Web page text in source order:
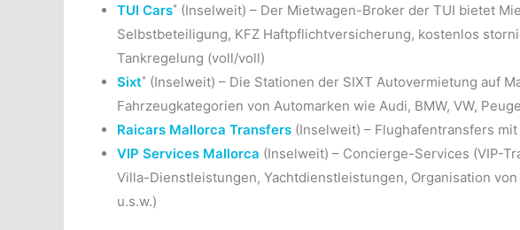
TUI Cars* (Inselweit) – Der Mietwagen-Broker der TUI bietet
Selbstbeteiligung, KFZ Haftpflichtversicherung, kostenlos
Tankregelung (voll/voll)
Sixt* (Inselweit) – Die Stationen der SIXT Autovermietung auf
Fahrzeugkategorien von Automarken wie Audi, BMW, VW,
Raicars Mallorca Transfers (Inselweit) – Flughafentransfers
VIP Services Mallorca (Inselweit) – Concierge-Services (VIP-
Villa-Dienstleistungen, Yachtdienstleistungen, Organisation
u.s.w.)